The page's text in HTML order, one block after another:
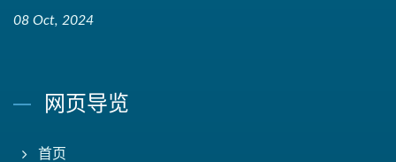
08 Oct, 2024
网页导览
首页